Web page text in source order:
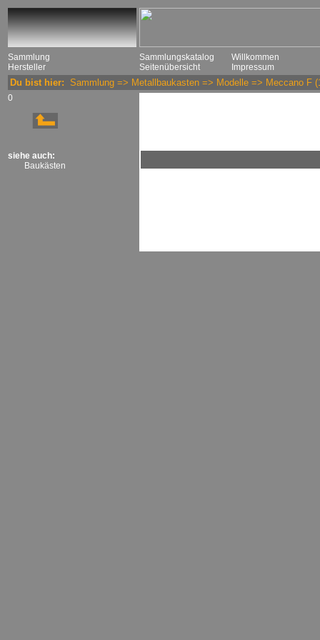
Sammlung
Hersteller
Sammlungskatalog
Seitenübersicht
Willkommen
Impressum
Du bist hier: Sammlung => Metallbaukasten => Modelle => Meccano F
0
siehe auch:
Baukästen